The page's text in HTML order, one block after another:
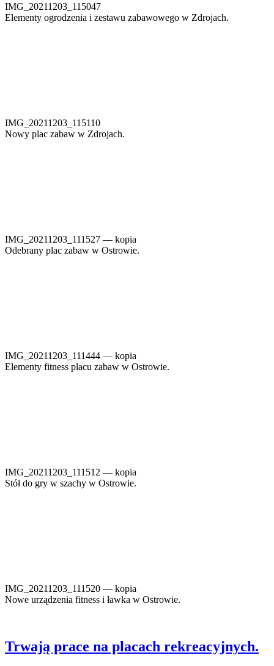
IMG_20211203_115047
Elementy ogrodzenia i zestawu zabawowego w Zdrojach.
IMG_20211203_115110
Nowy plac zabaw w Zdrojach.
IMG_20211203_111527 — kopia
Odebrany plac zabaw w Ostrowie.
IMG_20211203_111444 — kopia
Elementy fitness placu zabaw w Ostrowie.
IMG_20211203_111512 — kopia
Stół do gry w szachy w Ostrowie.
IMG_20211203_111520 — kopia
Nowe urządzenia fitness i ławka w Ostrowie.
Trwają prace na placach rekreacyjnych.